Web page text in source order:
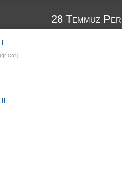
28 Temmuz Per
I
Gör.)
II